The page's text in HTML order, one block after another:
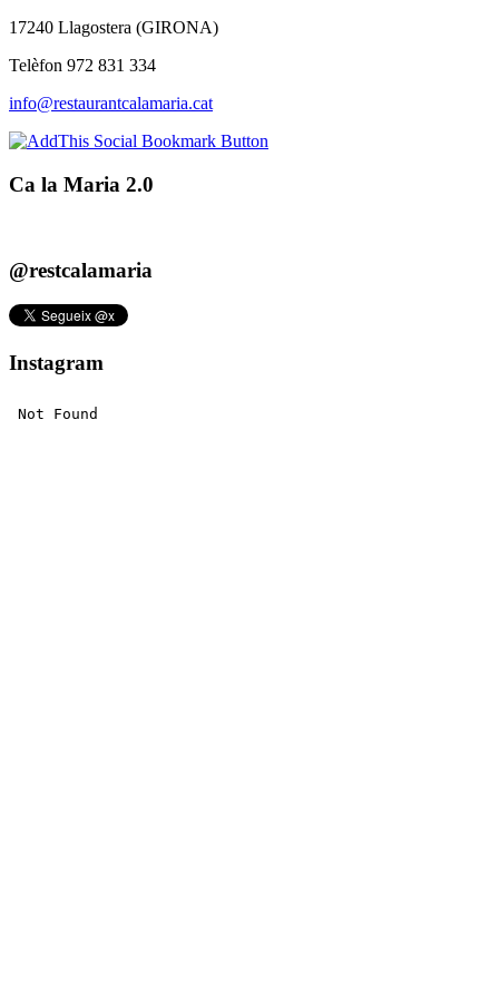
17240 Llagostera (GIRONA)
Telèfon 972 831 334
info@restaurantcalamaria.cat
Ca la Maria 2.0
@restcalamaria
Instagram